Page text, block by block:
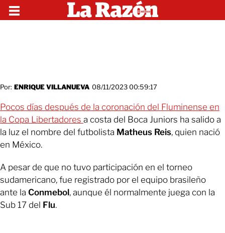
Por: ENRIQUE VILLANUEVA 08/11/2023 00:59:17
Pocos días después de la coronación del Fluminense en
la Copa Libertadores a costa del Boca Juniors ha salido a
la luz el nombre del futbolista Matheus Reis, quien nació
en México.
A pesar de que no tuvo participación en el torneo
sudamericano, fue registrado por el equipo brasileño
ante la Conmebol, aunque él normalmente juega con la
Sub 17 del Flu.